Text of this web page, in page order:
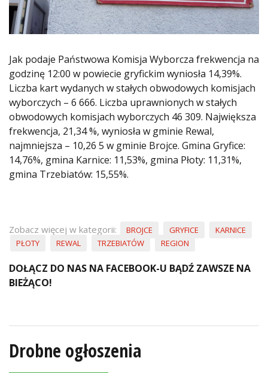
Jak podaje Państwowa Komisja Wyborcza frekwencja na
godzinę 12:00 w powiecie gryfickim wyniosła 14,39%.
Liczba kart wydanych w stałych obwodowych komisjach
wyborczych – 6 666. Liczba uprawnionych w stałych
obwodowych komisjach wyborczych 46 309. Największa
frekwencja, 21,34 %, wyniosła w gminie Rewal,
najmniejsza – 10,26 5 w gminie Brojce. Gmina Gryfice:
14,76%, gmina Karnice: 11,53%, gmina Płoty: 11,31%,
gmina Trzebiatów: 15,55%.
Zobacz więcej w kategorii: BROJCE GRYFICE
KARNICE
PŁOTY
REWAL TRZEBIATÓW REGION
DOŁĄCZ DO NAS NA FACEBOOK-U BĄDŹ ZAWSZE NA
BIEŻĄCO!
Drobne ogłoszenia